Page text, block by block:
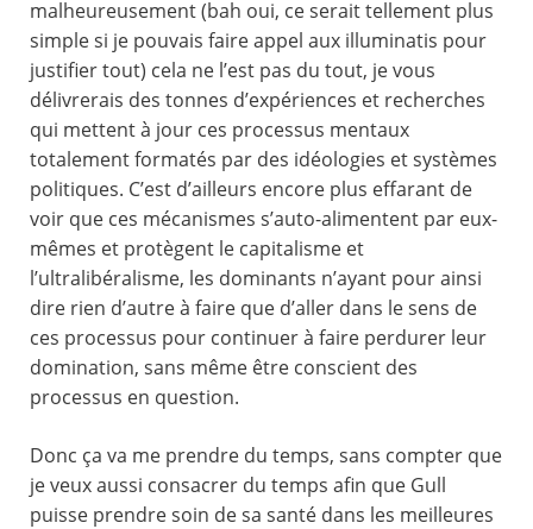
malheureusement (bah oui, ce serait tellement plus
simple si je pouvais faire appel aux illuminatis pour
justifier tout) cela ne l’est pas du tout, je vous
délivrerais des tonnes d’expériences et recherches
qui mettent à jour ces processus mentaux
totalement formatés par des idéologies et systèmes
politiques. C’est d’ailleurs encore plus effarant de
voir que ces mécanismes s’auto-alimentent par eux-
mêmes et protègent le capitalisme et
l’ultralibéralisme, les dominants n’ayant pour ainsi
dire rien d’autre à faire que d’aller dans le sens de
ces processus pour continuer à faire perdurer leur
domination, sans même être conscient des
processus en question.
Donc ça va me prendre du temps, sans compter que
je veux aussi consacrer du temps afin que Gull
puisse prendre soin de sa santé dans les meilleures